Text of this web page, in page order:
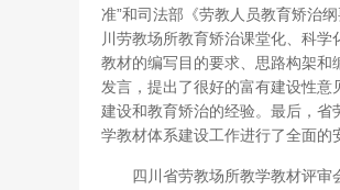
准”和司法部《劳教人员教育矫治
川劳教场所教育矫治课堂化、科
教材的编写目的要求、思路构架
发言，提出了很好的富有建设性
建设和教育矫治的经验。最后，
学教材体系建设工作进行了全面的
四川省劳教场所教学教材评审会